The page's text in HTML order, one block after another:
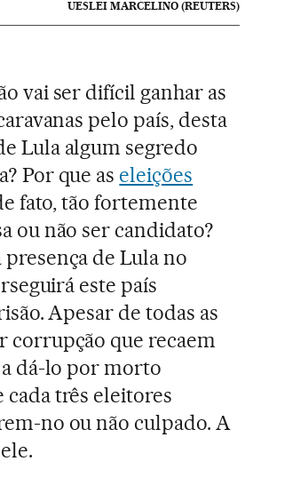
UESLEI MARCELINO (REUTERS)
vai ser difícil ganhar as
pelo país, desta
Lula algum segredo
Por que as eleições
fato, tão fortemente
ou não ser candidato?
de Lula no
este país
Apesar de todas as
corrupção que recaem
dá-lo por morto
três eleitores
no ou não culpado. A